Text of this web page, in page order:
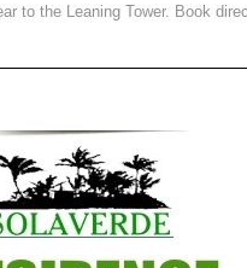
to the Leaning Tower. Book